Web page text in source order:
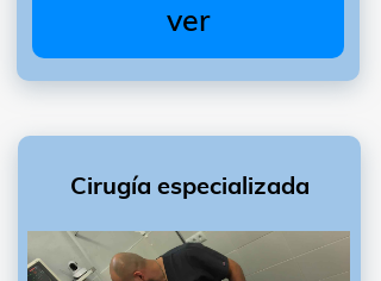
Cirugía especializada
ver